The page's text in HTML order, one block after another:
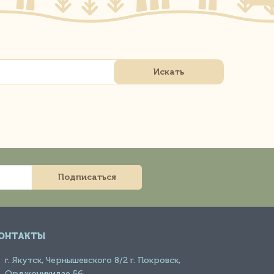
Подписаться
г. Якутск, Чернышевского 8/2 г. Покровск,